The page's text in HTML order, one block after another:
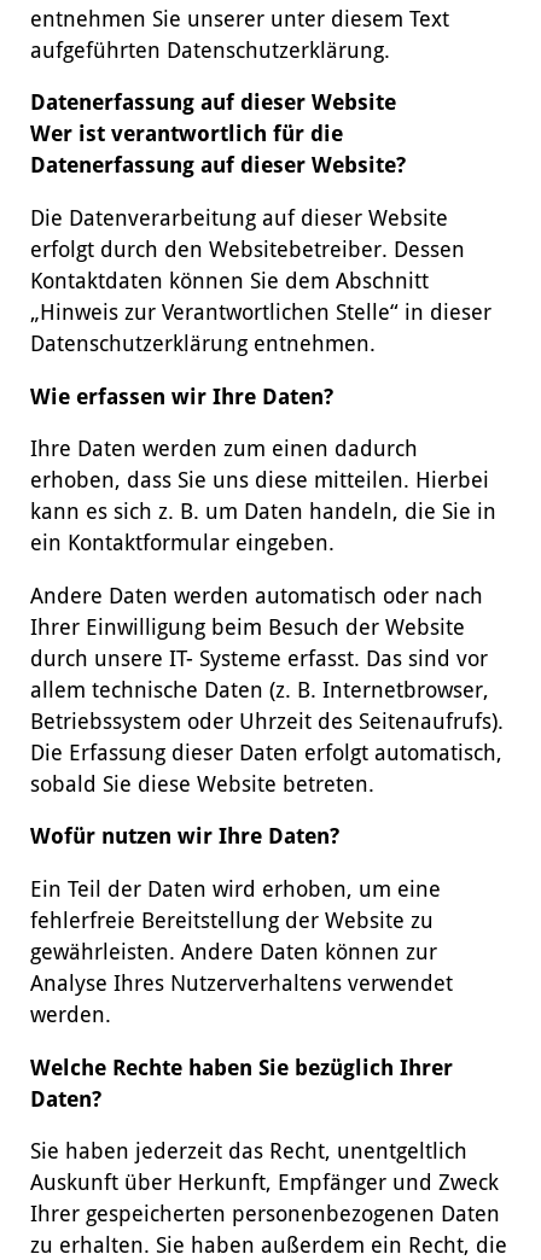
entnehmen Sie unserer unter diesem Text
aufgeführten Datenschutzerklärung.
Datenerfassung auf dieser Website
Wer ist verantwortlich für die
Datenerfassung auf dieser Website?
Die Datenverarbeitung auf dieser Website
erfolgt durch den Websitebetreiber. Dessen
Kontaktdaten können Sie dem Abschnitt
„Hinweis zur Verantwortlichen Stelle“ in dieser
Datenschutzerklärung entnehmen.
Wie erfassen wir Ihre Daten?
Ihre Daten werden zum einen dadurch
erhoben, dass Sie uns diese mitteilen. Hierbei
kann es sich z. B. um Daten handeln, die Sie in
ein Kontaktformular eingeben.
Andere Daten werden automatisch oder nach
Ihrer Einwilligung beim Besuch der Website
durch unsere IT- Systeme erfasst. Das sind vor
allem technische Daten (z. B. Internetbrowser,
Betriebssystem oder Uhrzeit des Seitenaufrufs).
Die Erfassung dieser Daten erfolgt automatisch,
sobald Sie diese Website betreten.
Wofür nutzen wir Ihre Daten?
Ein Teil der Daten wird erhoben, um eine
fehlerfreie Bereitstellung der Website zu
gewährleisten. Andere Daten können zur
Analyse Ihres Nutzerverhaltens verwendet
werden.
Welche Rechte haben Sie bezüglich Ihrer
Daten?
Sie haben jederzeit das Recht, unentgeltlich
Auskunft über Herkunft, Empfänger und Zweck
Ihrer gespeicherten personenbezogenen Daten
zu erhalten. Sie haben außerdem ein Recht, die